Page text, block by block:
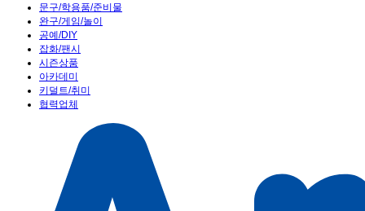
문구/학용품/준비물
완구/게임/놀이
공예/DIY
잡화/팬시
시즌상품
아카데미
키덜트/취미
협력업체